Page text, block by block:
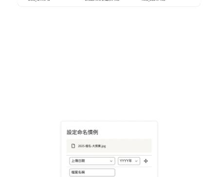
瞭解詳情
免費試用 Dropbox